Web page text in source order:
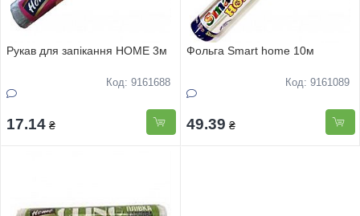
Рукав для запікання HOME 3м
Код: 9161688
17.14 ₴
Фольга Smart home 10м
Код: 9161089
49.39 ₴